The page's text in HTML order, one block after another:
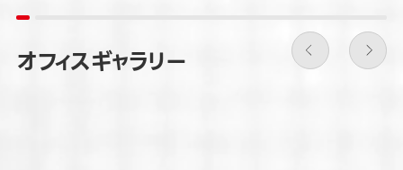
オフィスギャラリー